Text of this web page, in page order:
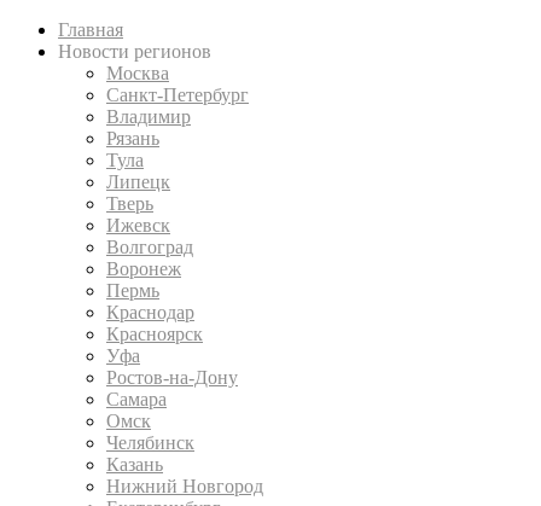
Главная
Новости регионов
Москва
Санкт-Петербург
Владимир
Рязань
Тула
Липецк
Тверь
Ижевск
Волгоград
Воронеж
Пермь
Краснодар
Красноярск
Уфа
Ростов-на-Дону
Самара
Омск
Челябинск
Казань
Нижний Новгород